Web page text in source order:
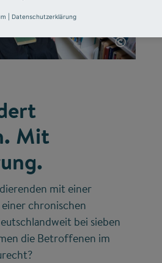
©
Mit
mit einer
chronischen
bei sieben
die Betroffenen im
Datenschutzerklärung